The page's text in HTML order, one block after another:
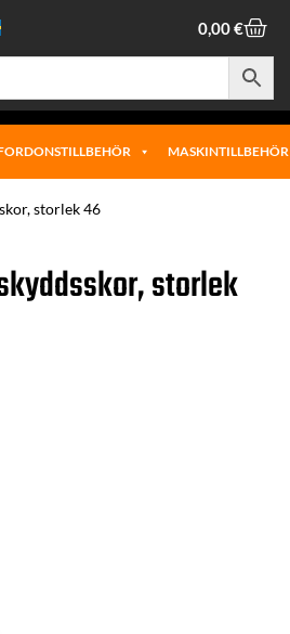
0,00€
MASKINTILLBEHÖR
storlek 46
storlek